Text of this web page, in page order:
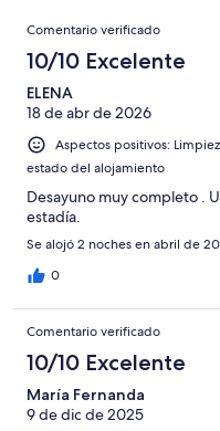
puntuación
Normal
una
puntuación
Mediocre
448
una
puntuación
de
Comentarios
Comentario verificado
10/10 Excelente
ELENA
18 de abr de 2026
Aspectos positivos:
estado del alojamiento
Desayuno muy completo .
estadía.
Se alojó 2 noches en abril de
0
Comentario verificado
10/10 Excelente
María Fernanda
9 de dic de 2025